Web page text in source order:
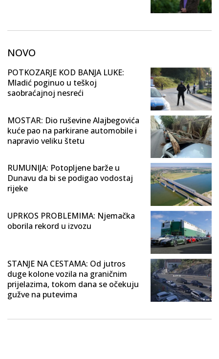
NOVO
POTKOZARJE KOD BANJA LUKE:
Mladić poginuo u teškoj
saobraćajnoj nesreći
MOSTAR: Dio ruševine Alajbegovića
kuće pao na parkirane automobile i
napravio veliku štetu
RUMUNIJA: Potopljene barže u
Dunavu da bi se podigao vodostaj
rijeke
UPRKOS PROBLEMIMA: Njemačka
oborila rekord u izvozu
STANJE NA CESTAMA: Od jutros
duge kolone vozila na graničnim
prijelazima, tokom dana se očekuju
gužve na putevima